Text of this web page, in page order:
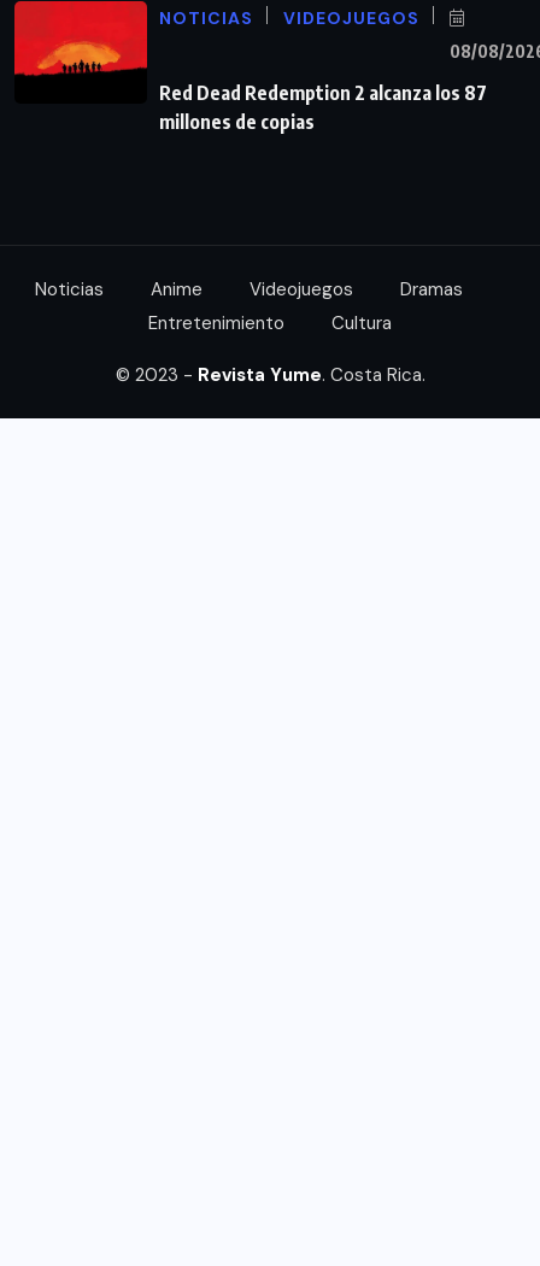
NOTICIAS VIDEOJUEGOS
08/08/
Red Dead Redemption 2 alcanza los 87
millones de copias
Noticias Anime Videojuegos
Dramas
Entretenimiento
Cultura
© 2023 - Revista Yume. Costa Rica.